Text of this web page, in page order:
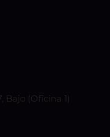
Bajo (Oficina 1)